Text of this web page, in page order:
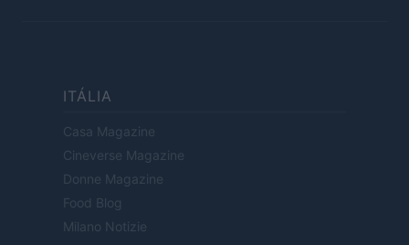
ITÁLIA
Casa Magazine
Cineverse Magazine
Donne Magazine
Food Blog
Milano Notizie